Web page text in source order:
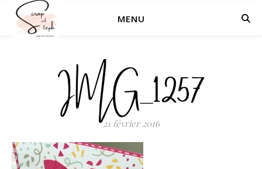
MENU
IMG_1257
21 février 2016